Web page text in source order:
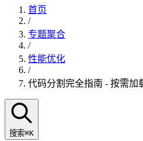
首页
/
专题聚合
/
性能优化
/
代码分割完全指南 - 按需加
搜索⌘K